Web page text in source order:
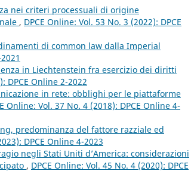
nei criteri processuali di origine
, DPCE Online: Vol. 53 No. 3 (2022): DPCE
di common law dalla Imperial
in Liechtenstein fra esercizio dei diritti
DPCE Online 2-2022
in rete: obblighi per le piattaforme
Online: Vol. 37 No. 4 (2018): DPCE Online 4-
predominanza del fattore razziale ed
DPCE Online 4-2023
negli Stati Uniti d’America: considerazioni
, DPCE Online: Vol. 45 No. 4 (2020): DPCE